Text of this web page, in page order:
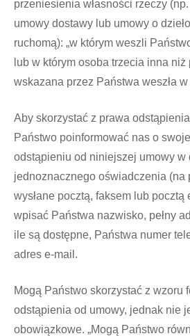
przeniesienia własności rzeczy
umowy dostawy lub umowy o
ruchomą): „w którym weszli
lub w którym osoba trzecia inna niż
wskazana przez Państwa weszła
Aby skorzystać z prawa
Państwo poinformować nas o
odstąpieniu od niniejszej umowy w
jednoznacznego oświadczenia (na
wysłane pocztą, faksem lub
wpisać Państwa nazwisko, pełny
ile są dostępne, Państwa numer
adres e-mail.
Mogą Państwo skorzystać z wzoru
odstąpienia od umowy, jednak nie
obowiązkowe. „Mogą Państwo